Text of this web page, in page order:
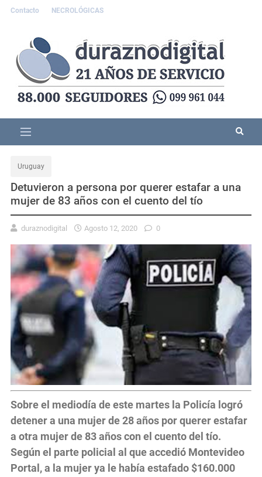
Contacto NECROLÓGICAS
Uruguay
Detuvieron a persona por querer estafar a una
mujer de 83 años con el cuento del tío
duraznodigital Agosto 12, 2020 0
Sobre el mediodía de este martes la Policía logró
detener a una mujer de 28 años por querer estafar
a otra mujer de 83 años con el cuento del tío.
Según el parte policial al que accedió Montevideo
Portal, a la mujer ya le había estafado $160.000